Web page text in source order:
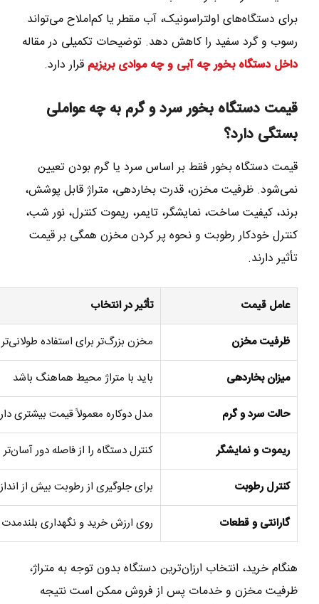
برای دستگاه‌های اولتراسونیک، آب مقطر یا کم‌املاح می‌تواند
رسوب و گرد سفید را کاهش دهد. توضیحات تکمیلی در مقاله
داخل دستگاه بخور چه آبی و چه موادی بریزیم قرار دارد.
قیمت دستگاه بخور سرد و گرم به چه عواملی
بستگی دارد؟
قیمت دستگاه بخور فقط بر اساس سرد یا گرم بودن تعیین
نمی‌شود. ظرفیت مخزن، قدرت بخاردهی، متراژ قابل پوشش،
برند، کیفیت ساخت، نمایشگر، تایمر، ریموت کنترل، نور شب،
کنترل خودکار رطوبت و نحوه پر کردن مخزن همگی بر قیمت
تأثیر دارند.
عامل قیمت تأثیر در انتخاب
ظرفیت مخزن مخزن بزرگ‌تر برای استفاده
میزان بخاردهی باید با متراژ محیط هماهنگ باشد
حالت سرد و گرم مدل دوکاره معمولاً قیمت بیشتری
ریموت و نمایشگر کنترل دستگاه را از فاصله دور
کنترل رطوبت برای جلوگیری از رطوبت بیش از
گارانتی و قطعات روی ارزش خرید و نگهداری بلندمدت
هنگام خرید، انتخاب ارزان‌ترین دستگاه بدون توجه به متراژ،
ظرفیت مخزن و خدمات پس از فروش ممکن است نتیجه